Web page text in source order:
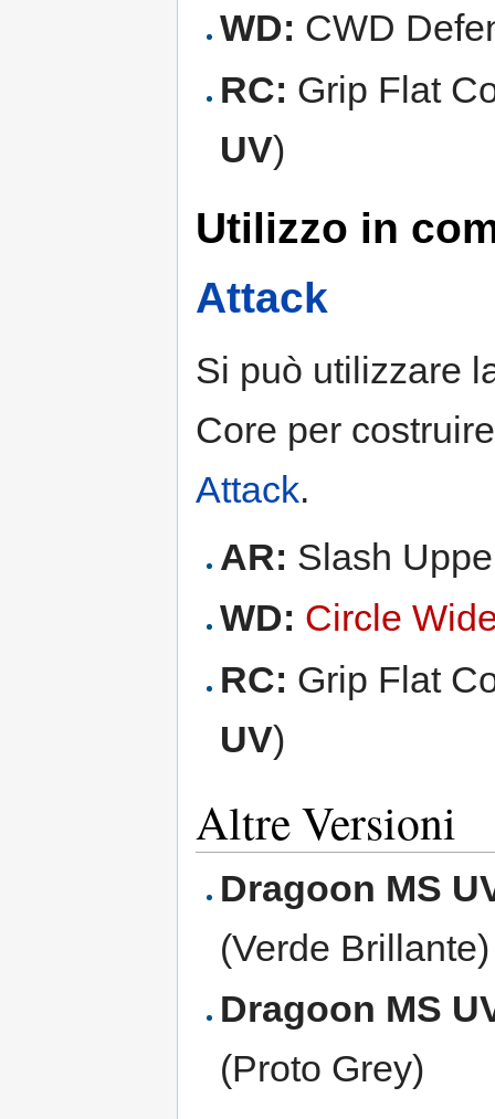
WD: CWD
RC: Grip Flat
UV)
Utilizzo in
Attack
Si può utilizzare
Core per
Attack.
AR: Slash
WD: Circle
RC: Grip Flat
UV)
Altre Versioni
Dragoon MS
(Verde Brillante)
Dragoon MS
(Proto Grey)